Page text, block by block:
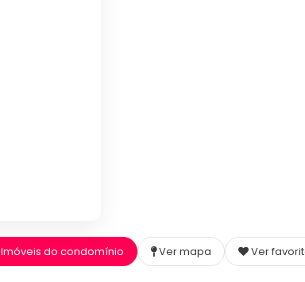
Imóveis do condomínio Ver mapa Ver